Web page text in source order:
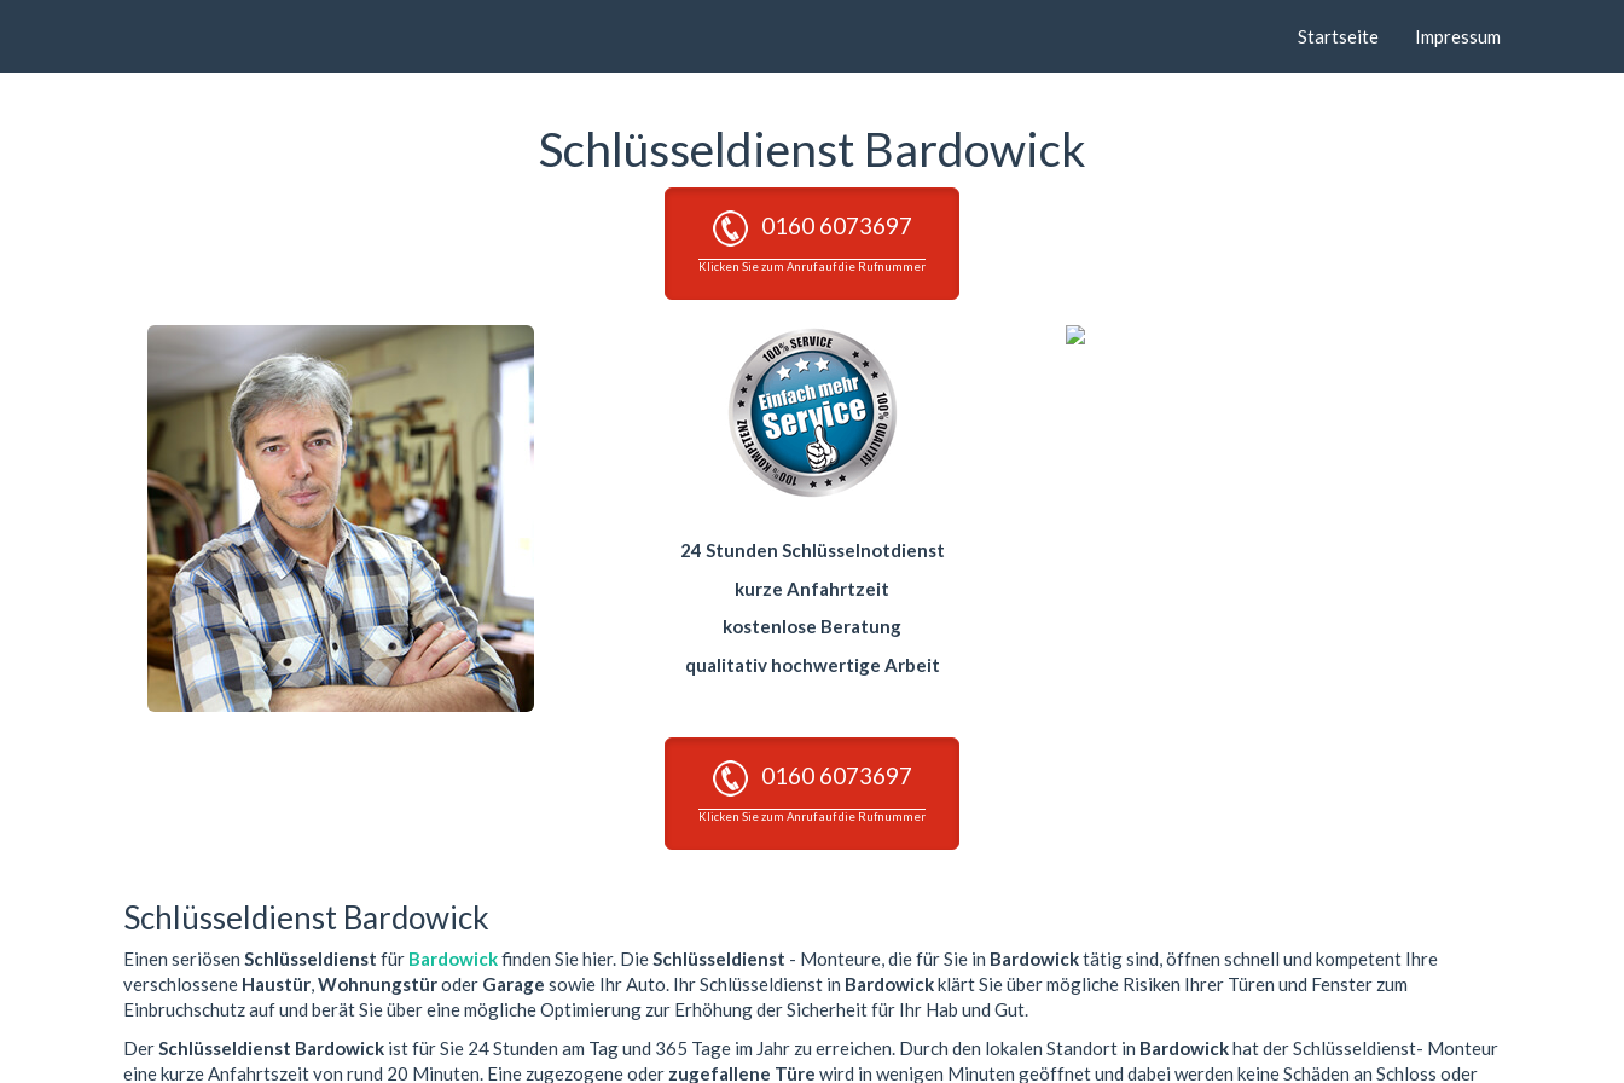
Startseite Impressum
Schlüsseldienst Bardowick
0160 6073697
Klicken Sie zum Anruf auf die Rufnummer
24 Stunden Schlüsselnotdienst
kurze Anfahrtzeit
kostenlose Beratung
qualitativ hochwertige Arbeit
0160 6073697
Klicken Sie zum Anruf auf die Rufnummer
Schlüsseldienst Bardowick
Einen seriösen Schlüsseldienst für Bardowickfinden Sie hier. DieSchlüsseldienst - Monteure, die für Sie in Bardowicktätig sind, öffnen schnell und kompetent Ihre
verschlossene Haustür,Wohnungstüroder Garage sowie Ihr Auto. Ihr Schlüsseldienst in Bardowickklärt Sie über mögliche Risiken Ihrer Türen und Fenster zum
Einbruchschutz auf und berät Sie über eine mögliche Optimierung zur Erhöhung der Sicherheit für Ihr Hab und Gut.
DerSchlüsseldienst Bardowick ist für Sie 24 Stunden am Tag und 365 Tage im Jahr zu erreichen. Durch den lokalen Standort in Bardowickhat der Schlüsseldienst- Monteur
eine kurze Anfahrtszeit von rund 20 Minuten. Eine zugezogene oder zugefallene Türe wird in wenigen Minuten geöffnet und dabei werden keine Schäden an Schloss oder